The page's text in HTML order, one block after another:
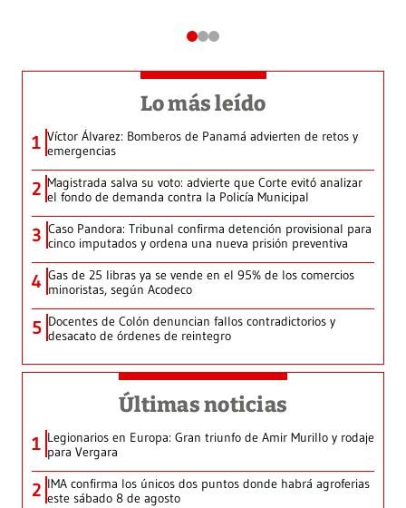
Lo más leído
1 Víctor Álvarez: Bomberos de Panamá advierten de retos y
emergencias
2 Magistrada salva su voto: advierte que Corte evitó analizar
el fondo de demanda contra la Policía Municipal
3 Caso Pandora: Tribunal confirma detención provisional para
cinco imputados y ordena una nueva prisión preventiva
4 Gas de 25 libras ya se vende en el 95% de los comercios
minoristas, según Acodeco
5 Docentes de Colón denuncian fallos contradictorios y
desacato de órdenes de reintegro
Últimas noticias
1 Legionarios en Europa: Gran triunfo de Amir Murillo y rodaje
para Vergara
2 IMA confirma los únicos dos puntos donde habrá agroferias
este sábado 8 de agosto